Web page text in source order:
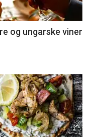
og ungarske viner